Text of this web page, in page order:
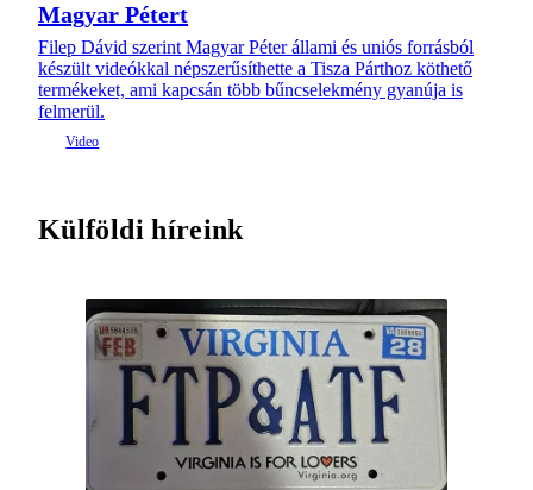
Magyar Pétert
Filep Dávid szerint Magyar Péter állami és uniós forrásból
készült videókkal népszerűsíthette a Tisza Párthoz köthető
termékeket, ami kapcsán több bűncselekmény gyanúja is
felmerül.
Külföldi híreink